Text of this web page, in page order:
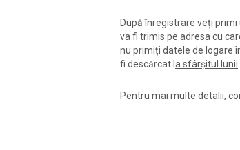
După înregistrare veți
va fi trimis pe adresa cu
nu primiți datele de logare
fi descărcat l a sfârșitul lunii
Pentru mai multe detalii,